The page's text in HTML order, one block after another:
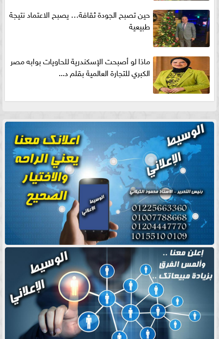
حين تصبح الجودة ثقافة… يصبح الاعتماد نتيجة
طبيعية
ماذا لو أصبحت الإسكندرية للحاويات بوابه مصر
الكبري للتجارة العالمية بقلم د...